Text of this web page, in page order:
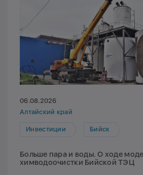
06.08.2026
Алтайский край
Инвестиции Бийск
Больше пара и воды. О ходе
химводоочистки Бийской ТЭЦ